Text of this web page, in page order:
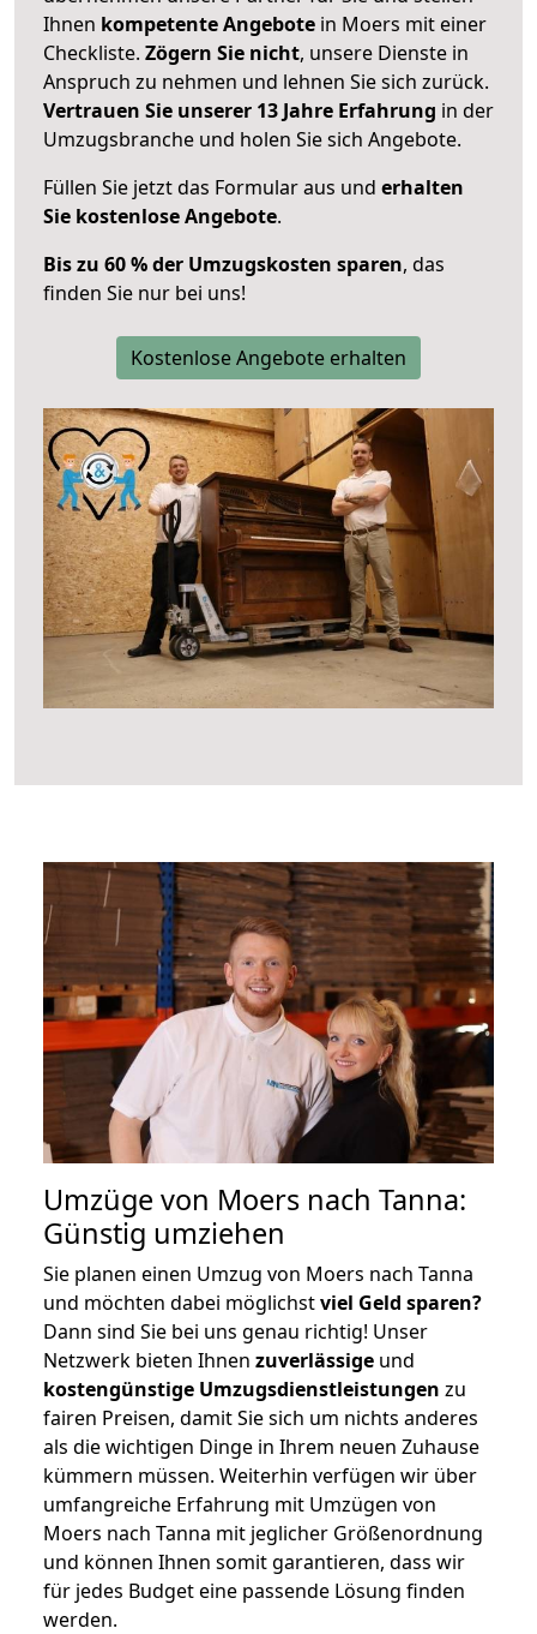
Ihnen kompetente Angebote in Moers mit einer
Checkliste. Zögern Sie nicht, unsere Dienste in
Anspruch zu nehmen und lehnen Sie sich zurück.
Vertrauen Sie unserer 13 Jahre Erfahrung in der
Umzugsbranche und holen Sie sich Angebote.
Füllen Sie jetzt das Formular aus und erhalten
Sie kostenlose Angebote.
Bis zu 60 % der Umzugskosten sparen, das
finden Sie nur bei uns!
Kostenlose Angebote erhalten
Umzüge von Moers nach Tanna:
Günstig umziehen
Sie planen einen Umzug von Moers nach Tanna
und möchten dabei möglichstviel Geld sparen?
Dann sind Sie bei uns genau richtig! Unser
Netzwerk bieten Ihnen zuverlässige und
kostengünstige Umzugsdienstleistungen zu
fairen Preisen, damit Sie sich um nichts anderes
als die wichtigen Dinge in Ihrem neuen Zuhause
kümmern müssen. Weiterhin verfügen wir über
umfangreiche Erfahrung mit Umzügen von
Moers nach Tanna mit jeglicher Größenordnung
und können Ihnen somit garantieren, dass wir
für jedes Budget eine passende Lösung finden
werden.